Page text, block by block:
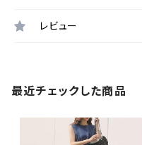
レビュー
最近チェックした商品